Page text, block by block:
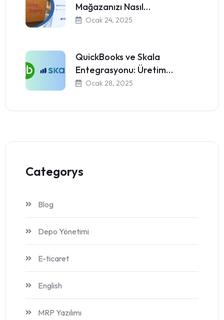
Mağazanızı Nasıl…
Ocak 24, 2025
QuickBooks ve Skala
Entegrasyonu: Üretim…
Ocak 28, 2025
Categorys
Blog
Depo Yönetimi
E-ticaret
English
MRP Yazılımı